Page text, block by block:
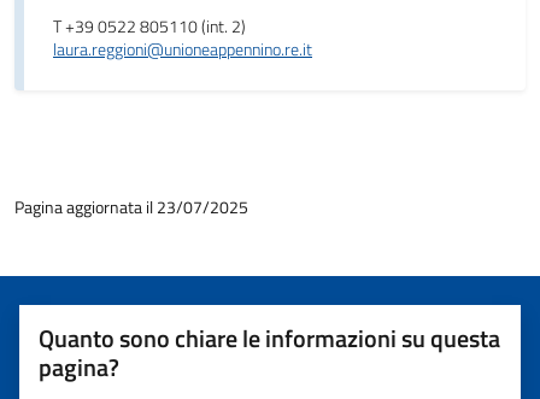
T +39 0522 805110 (int. 2)
laura.reggioni@unioneappennino.re.it
Pagina aggiornata il 23/07/2025
Quanto sono chiare le informazioni su questa
pagina?